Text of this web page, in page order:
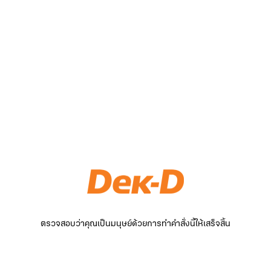
ตรวจสอบว่าคุณเป็นมนุษย์ด้วยการทำคำสั่งนี้ให้เสร็จสิ้น